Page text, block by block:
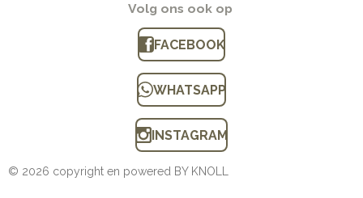
Volg ons ook op
FACEBOOK
WHATSAPP
INSTAGRAM
© 2026 copyright en powered BY KNOLL